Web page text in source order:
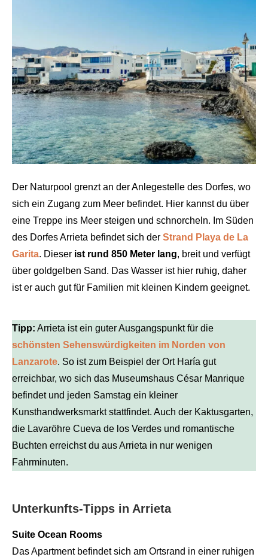
Der Naturpool grenzt an der Anlegestelle des Dorfes, wo
sich ein Zugang zum Meer befindet. Hier kannst du über
eine Treppe ins Meer steigen und schnorcheln. Im Süden
des Dorfes Arrieta befindet sich der Strand Playa de La
Garita. Dieser ist rund 850 Meter lang, breit und verfügt
über goldgelben Sand. Das Wasser ist hier ruhig, daher
ist er auch gut für Familien mit kleinen Kindern geeignet.
Tipp: Arrieta ist ein guter Ausgangspunkt für die
schönsten Sehenswürdigkeiten im Norden von
Lanzarote. So ist zum Beispiel der Ort Haría gut
erreichbar, wo sich das Museumshaus César Manrique
befindet und jeden Samstag ein kleiner
Kunsthandwerksmarkt stattfindet. Auch der Kaktusgarten,
die Lavaröhre Cueva de los Verdes und romantische
Buchten erreichst du aus Arrieta in nur wenigen
Fahrminuten.
Unterkunfts-Tipps in Arrieta
Suite Ocean Rooms
Das Apartment befindet sich am Ortsrand in einer ruhigen